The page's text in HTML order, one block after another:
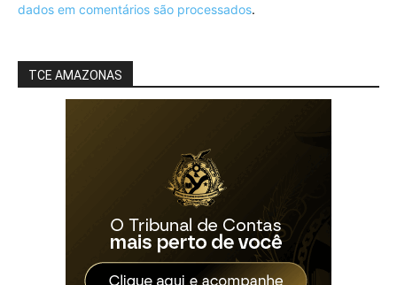
dados em comentários são processados.
TCE AMAZONAS